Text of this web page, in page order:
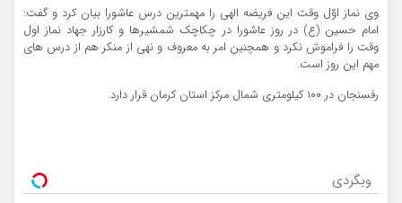
وی نماز اوّل وقت این فریضه الهی را مهمترین درس عاشورا بیان کرد و گفت:
امام حسین (ع) در روز عاشورا در چکاچک شمشیرها و کارزار جهاد نماز اول
وقت را فراموش نکرد و همچنین امر به معروف و نهی از منکر هم از درس های
مهم این روز است.
رفسنجان در ۱۰۰ کیلومتری شمال مرکز استان کرمان قرار دارد.
وبگردی